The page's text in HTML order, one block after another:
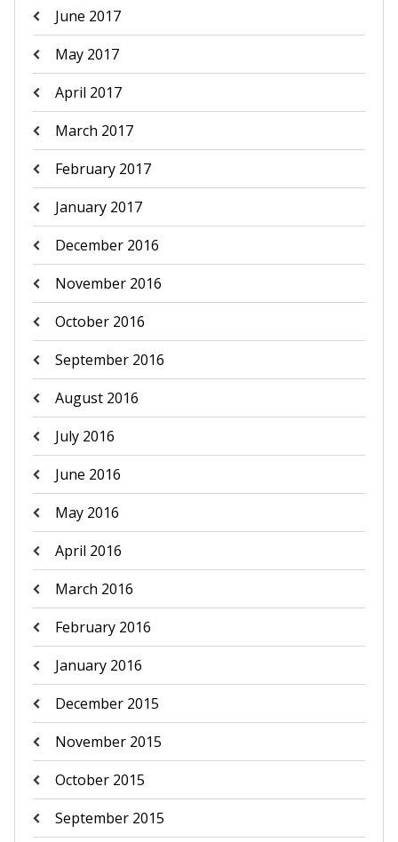
June 2017
May 2017
April 2017
March 2017
February 2017
January 2017
December 2016
November 2016
October 2016
September 2016
August 2016
July 2016
June 2016
May 2016
April 2016
March 2016
February 2016
January 2016
December 2015
November 2015
October 2015
September 2015